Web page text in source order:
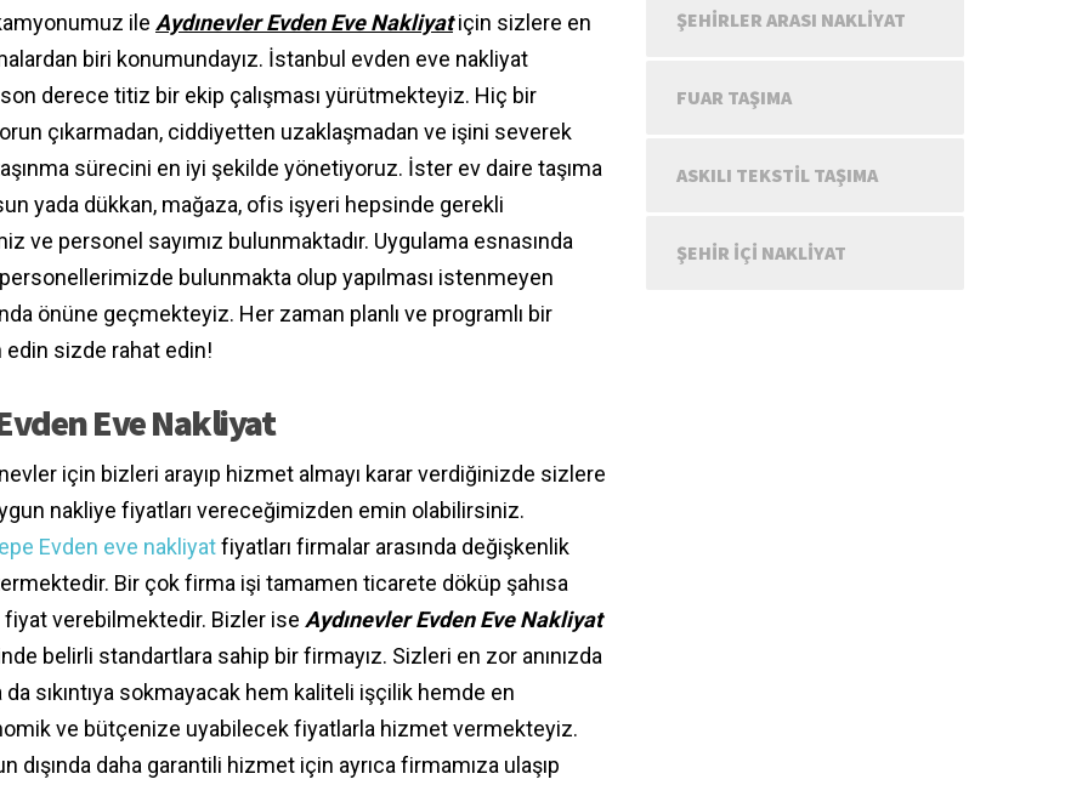
ile Aydınevler Evden Eve Nakliyatiçin sizlere en
biri konumundayız. İstanbul evden eve nakliyat
derece titiz bir ekip çalışması yürütmekteyiz. Hiç bir
çıkarmadan, ciddiyetten uzaklaşmadan ve işini severek
sürecini en iyi şekilde yönetiyoruz. İster ev daire taşıma
yada dükkan, mağaza, ofis işyeri hepsinde gerekli
ve personel sayımız bulunmaktadır. Uygulama esnasında
bulunmakta olup yapılması istenmeyen
önüne geçmekteyiz. Her zaman planlı ve programlı bir
sizde rahat edin!
Eve Nakliyat
için bizleri arayıp hizmet almayı karar verdiğinizde sizlere
nakliye fiyatları vereceğimizden emin olabilirsiniz.
Evden eve nakliyatfiyatları firmalar arasında değişkenlik
Bir çok firma işi tamamen ticarete döküp şahısa
fiyat verebilmektedir. Bizler ise Aydınevler Evden Eve Nakliyat
belirli standartlara sahip bir firmayız. Sizleri en zor anınızda
da sıkıntıya sokmayacak hem kaliteli işçilik hemde en
ve bütçenize uyabilecek fiyatlarla hizmet vermekteyiz.
dışında daha garantili hizmet için ayrıca firmamıza ulaşıp
ŞEHIRLER ARASI NAKLIYAT
FUAR TAŞIMA
ASKILI TEKSTIL TAŞIMA
ŞEHIR IÇI NAKLIYAT